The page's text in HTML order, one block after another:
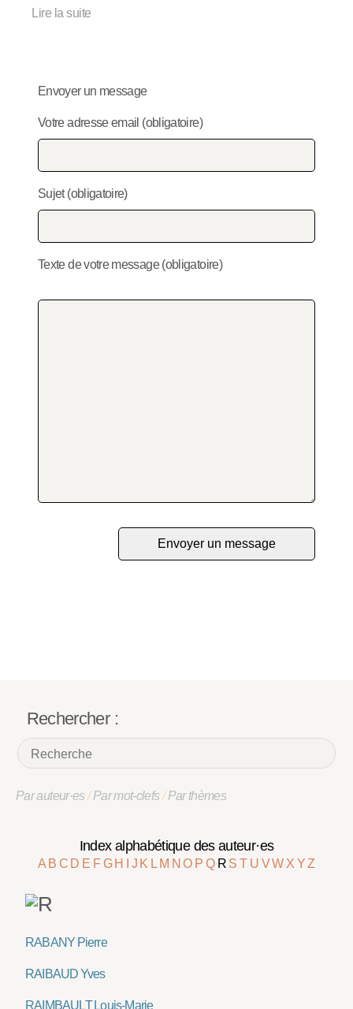
Lire la suite
Envoyer un message
Votre adresse email (obligatoire)
Sujet (obligatoire)
Texte de votre message (obligatoire)
Rechercher :
Par auteur·es/Par mot-clefs/Par thèmes
Index alphabétique des auteur·es
A B C D E F G H J K L M NO P Q R ST U VW X YZ
RABANY Pierre
RAIBAUD Yves
RAIMBAULT Louis-Marie